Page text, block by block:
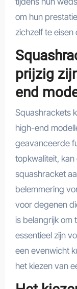
om hun
zichzelf te eisen
prijzig
end
Squashrackets
high-end
geavanceerde
topkwaliteit,
squashracket
belemmering
voor degenen
is belangrijk om
essentieel zijn
een evenwicht
het kiezen van